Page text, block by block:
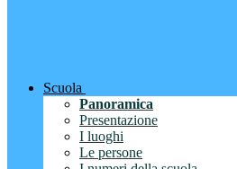
Scuola
Panoramica
Presentazione
I luoghi
Le persone